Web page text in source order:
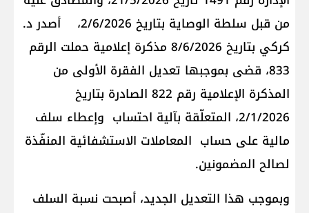
من قبل سلطة الوصاية بتاريخ 2/6/2026، أصدر د.
كركي بتاريخ 8/6/2026 مذكرة إعلامية حملت الرقم
833، قضى بموجبها تعديل الفقرة الأولى من
المذكرة الإعلامية رقم 822 الصادرة بتاريخ
2/1/2026، المتعلّقة بآلية احتساب وإعطاء سلف
مالية على حساب المعاملات الاستشفائية المنفّذة
لصالح المضمونين.
وبموجب هذا التعديل الجديد، أصبحت نسبة السلف